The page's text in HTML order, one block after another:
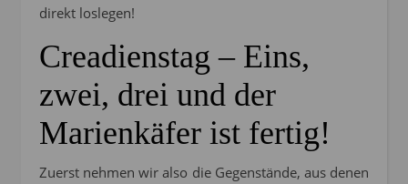
direkt loslegen!
Creadienstag – Eins,
zwei, drei und der
Marienkäfer ist fertig!
Zuerst nehmen wir also die Gegenstände, aus denen